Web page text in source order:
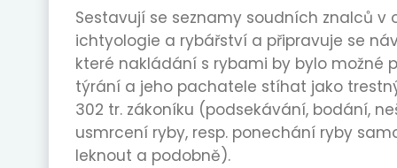
Sestavují se seznamy soudních znalců v
ichtyologie a rybářství a připravuje se
které nakládání s rybami by bylo možné
týrání a jeho pachatele stíhat jako
302 tr. zákoníku (podsekávání, bodání,
usmrcení ryby, resp. ponechání ryby
leknout a podobně).